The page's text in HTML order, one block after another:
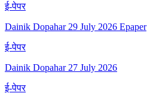
ई-पेपर
Dainik Dopahar 29 July 2026 Epaper
ई-पेपर
Dainik Dopahar 27 July 2026
ई-पेपर